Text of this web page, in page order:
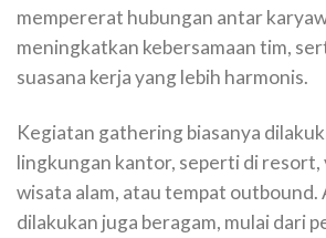
mempererat hubungan antar
meningkatkan kebersamaan tim,
suasana kerja yang lebih harmonis.
Kegiatan gathering biasanya
lingkungan kantor, seperti di resort,
wisata alam, atau tempat
dilakukan juga beragam, mulai dari